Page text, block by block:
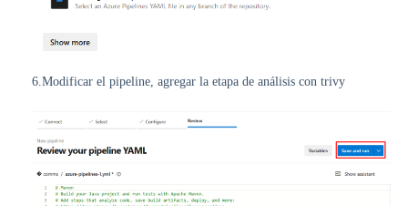
6.Modificar el pipeline, agregar la etapa de análisis con trivy